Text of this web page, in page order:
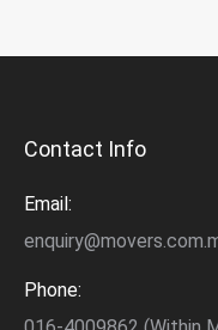
Contact Info
Email:
Phone: